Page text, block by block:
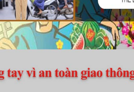
Video